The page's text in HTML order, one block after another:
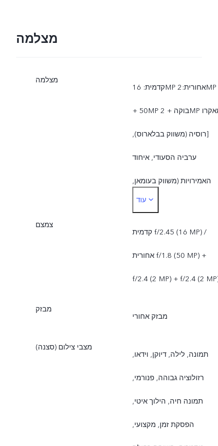
מצלמה
מצלמה
קדמית: 16MP אחורית:2MP
+ 50MP בוקה + 2MP מאקרו
[רוסיה (משווק בבלארוס),
ערביה הסעודי, איחוד
האמירויות (משווק בעומאן,
קטאר, בחריין), ישראל,
טורקיה]
עוד
צמצם
קדמית f/2.45 (16 MP) /
אחורית f/1.8 (50 MP) +
f/2.4 (2 MP) + f/2.4 (2
מבזק
מבזק אחורי
מצבי צילום (סצנה)
תמונה, לילה, דיוקן, וידאו,
רזולוציה גבוהה, פנורמי,
תמונה חיה, הילוך איטי,
הפסקת זמן, מקצועי,